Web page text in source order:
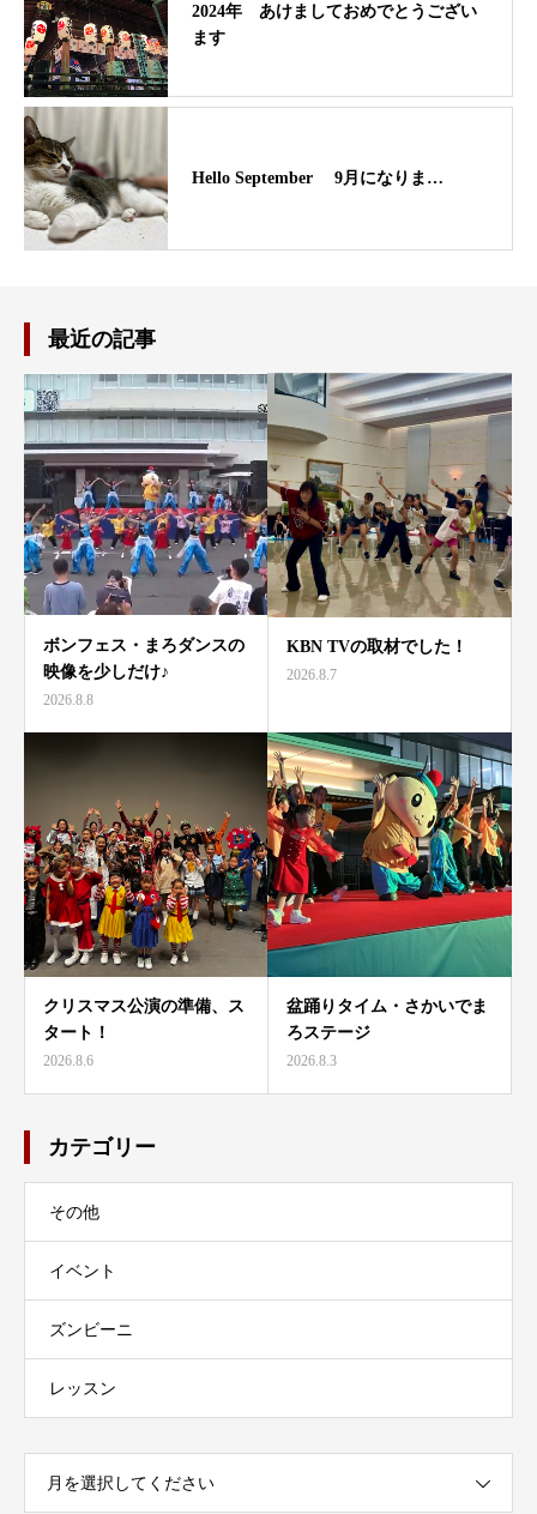
2024年 あけましておめでとうござい
ます
Hello September 9月になりま…
最近の記事
ボンフェス・まろダンスの
映像を少しだけ♪
2026.8.8
KBN TVの取材でした！
2026.8.7
クリスマス公演の準備、ス
タート！
2026.8.6
盆踊りタイム・さかいでま
ろステージ
2026.8.3
カテゴリー
その他
イベント
ズンビーニ
レッスン
月を選択してください